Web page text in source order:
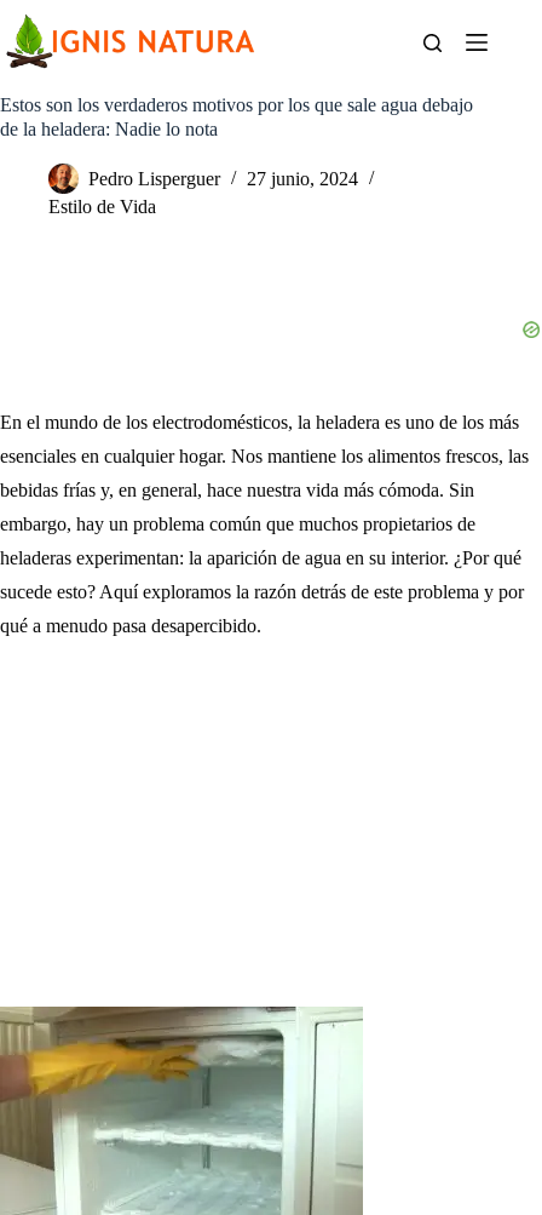
contenido
Estos son los verdaderos motivos por los que sale agua debajo
de la heladera: Nadie lo nota
Pedro Lisperguer
27 junio, 2024
Estilo de Vida
En el mundo de los electrodomésticos, la heladera es uno de los más
esenciales en cualquier hogar. Nos mantiene los alimentos frescos, las
bebidas frías y, en general, hace nuestra vida más cómoda. Sin
embargo, hay un problema común que muchos propietarios de
heladeras experimentan: la aparición de agua en su interior. ¿Por qué
sucede esto? Aquí exploramos la razón detrás de este problema y por
qué a menudo pasa desapercibido.